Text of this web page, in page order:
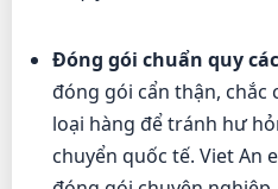
Đóng gói chuẩn quy
đóng gói cẩn thận, chắc
loại hàng để tránh hư
chuyển quốc tế. Viet An